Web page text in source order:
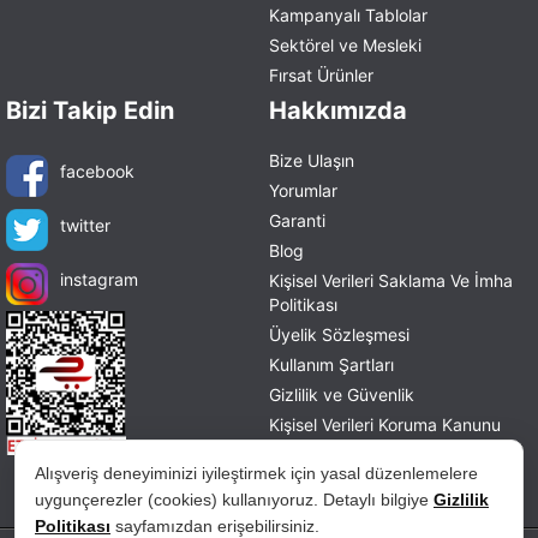
Alışveriş deneyiminizi iyileştirmek için yasal düzenlemelere
uygunçerezler (cookies) kullanıyoruz. Detaylı bilgiye Gizlilik
Politikası sayfamızdan erişebilirsiniz.
Kampanyalı Tablolar
Sektörel ve Mesleki
Fırsat Ürünler
Bizi Takip Edin
facebook
twitter
instagram
Hakkımızda
Bize Ulaşın
Yorumlar
Garanti
Blog
Kişisel Verileri Saklama Ve İmha
Politikası
Üyelik Sözleşmesi
Kullanım Şartları
Gizlilik ve Güvenlik
Kişisel Verileri Koruma Kanunu
İade ve Değişim Politikası